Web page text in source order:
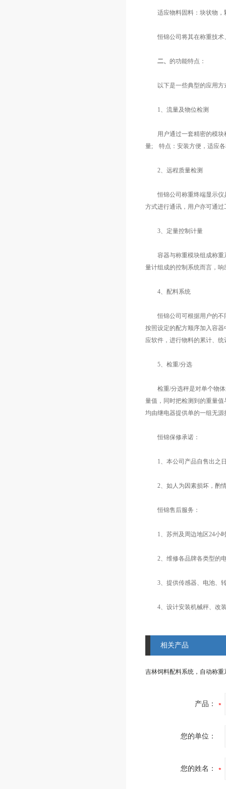
适应物料固料：块状物，
恒锦公司将其在称重技术、
二、 的功能特点：
以下是一些典型的应用方
1、流量及物位检测
用户通过一套精密的模块称
量; 特点：安装方便，适应各
2、远程质量检测
恒锦公司称重终端显示仪具
方式进行通讯，用户亦可通
3、定量控制计量
容器与称重模块组成称重
量计组成的控制系统而言，
4、配料系统
恒锦公司可根据用户的不同
按照设定的配方顺序加入容
应软件，进行物料的累计、
5、检重/分选
检重/分选秤是对单个物体
量值，同时把检测到的重量
均由继电器提供单的一组无
恒锦保修承诺：
1、本公司产品自售出之日
2、如人为因素损坏，酌情
恒锦售后服务：
1、苏州及周边地区24小
2、维修各品牌各类型的电
3、提供传感器、电池、转
4、设计安装机械秤、改装
相关产品
产品：
您的单位：
您的姓名：